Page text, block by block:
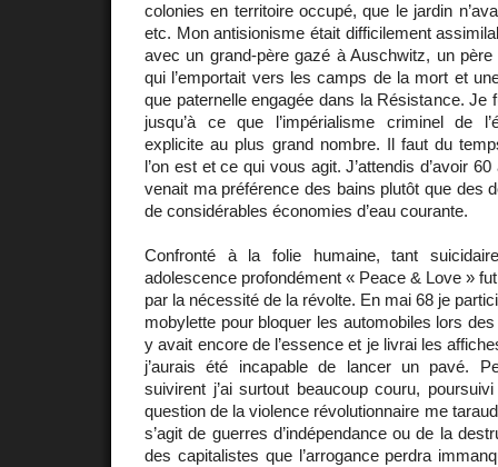
colonies en territoire occupé, que le jardin
etc. Mon antisionisme était difficilement
avec un grand-père gazé à Auschwitz, un
qui l’emportait vers les camps de la mort et
que paternelle engagée dans la Résistance. Je
jusqu’à ce que l’impérialisme criminel de
explicite au plus grand nombre. Il faut du
l’on est et ce qui vous agit. J’attendis d’avoir
venait ma préférence des bains plutôt que des
de considérables économies d’eau courante.
Confronté à la folie humaine, tant
adolescence profondément « Peace & Love »
par la nécessité de la révolte. En mai 68 je
mobylette pour bloquer les automobiles lors
y avait encore de l’essence et je livrai les
j’aurais été incapable de lancer un pavé.
suivirent j’ai surtout beaucoup couru,
question de la violence révolutionnaire me
s’agit de guerres d’indépendance ou de la
des capitalistes que l’arrogance perdra